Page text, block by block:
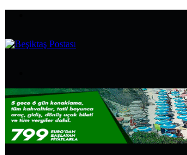
...